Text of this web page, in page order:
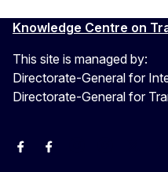
Knowledge Centre on
This site is managed by:
Directorate-General for
Directorate-General for
EU Interpreters
Translating for Europe